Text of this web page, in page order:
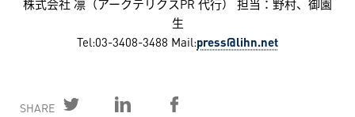
生
Tel:03-3408-3488 Mail:press@lihn.net
SHARE